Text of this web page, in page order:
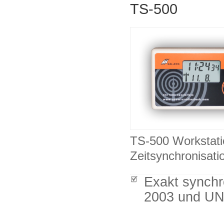
TS-500
TS-500
Exakt
2003 und